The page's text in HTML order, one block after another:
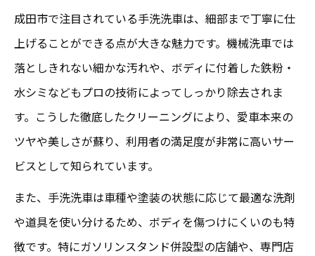
成田市で注目されている手洗洗車は、細部まで丁寧に仕
上げることができる点が大きな魅力です。機械洗車では
落としきれない細かな汚れや、ボディに付着した鉄粉・
水シミなどもプロの技術によってしっかり除去されま
す。こうした徹底したクリーニングにより、愛車本来の
ツヤや美しさが蘇り、利用者の満足度が非常に高いサー
ビスとして知られています。
また、手洗洗車は車種や塗装の状態に応じて最適な洗剤
や道具を使い分けるため、ボディを傷つけにくいのも特
徴です。特にガソリンスタンド併設型の店舗や、専門店